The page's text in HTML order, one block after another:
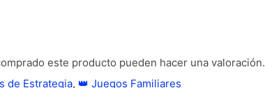
este producto pueden hacer una valoración.
de Estrategia, 👑 Juegos Familiares